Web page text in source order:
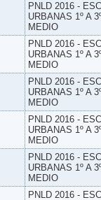
PNLD 2016 -
URBANAS 1º A
MEDIO
PNLD 2016 -
URBANAS 1º A
MEDIO
PNLD 2016 -
URBANAS 1º A
MEDIO
PNLD 2016 -
URBANAS 1º A
MEDIO
PNLD 2016 -
URBANAS 1º A
MEDIO
PNLD 2016 -